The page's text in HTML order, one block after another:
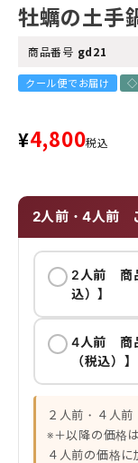
牡蠣の土手
商品番号 gd21
クール便でお届け ◇
¥4,800税込
2人前・4人前
2人前 商
込）】
4人前 商
（税込）】
２人前・４人
※＋以降の価格
４人前の価格に